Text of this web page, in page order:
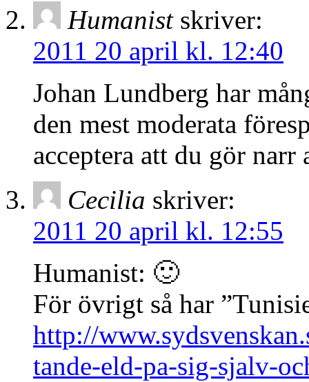
Humanist skriver:
2011 20 april kl. 12:40
Johan Lundberg har
den mest moderata
acceptera att du gör narr
Cecilia skriver:
2011 20 april kl. 12:55
Humanist: 🙂
För övrigt så har
http://
tande-eld-pa-sig-sjalv-